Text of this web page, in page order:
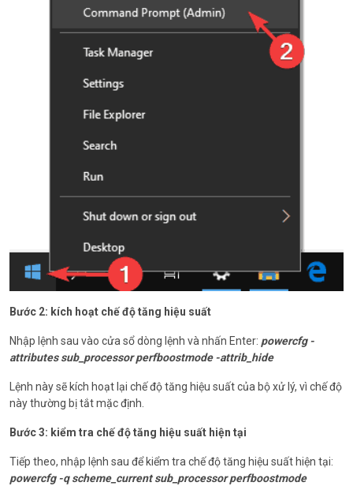
Bước 2: kích hoạt chế độ tăng hiệu suất
Nhập lệnh sau vào cửa sổ dòng lệnh và nhấn Enter: powercfg -
attributes sub_processor perfboostmode -attrib_hide
Lệnh này sẽ kích hoạt lại chế độ tăng hiệu suất của bộ xử lý, vì chế độ
này thường bị tắt mặc định.
Bước 3: kiểm tra chế độ tăng hiệu suất hiện tại
Tiếp theo, nhập lệnh sau để kiểm tra chế độ tăng hiệu suất hiện tại:
powercfg -q scheme_current sub_processor perfboostmode